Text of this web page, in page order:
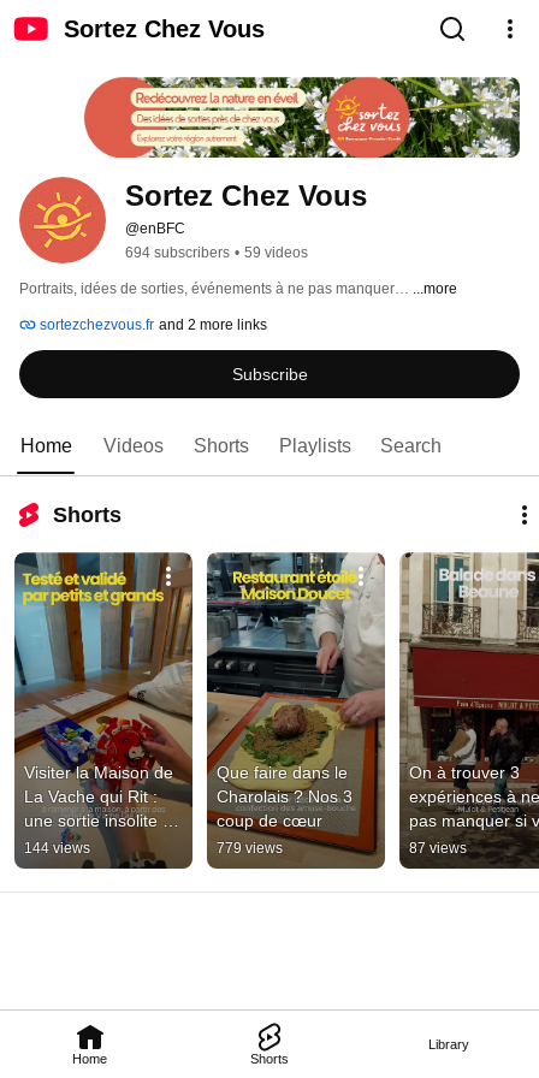
Sortez Chez Vous
Home Shorts
Library
Sortez Chez Vous
@enBFC
694 subscribers • 59 videos
Portraits, idées de sorties, événements à ne pas manquer… ...more
sortezchezvous.fr and 2 more links
Subscribe
Home Videos Shorts Playlists Search
Shorts
Visiter la Maison de
La Vache qui Rit :
une sortie insolite
dans le Jura
144 views
Que faire dans le
Charolais ? Nos 3
coup de cœur
779 views
On à trouver 3
expériences à ne
pas manquer si
passez par
87 views